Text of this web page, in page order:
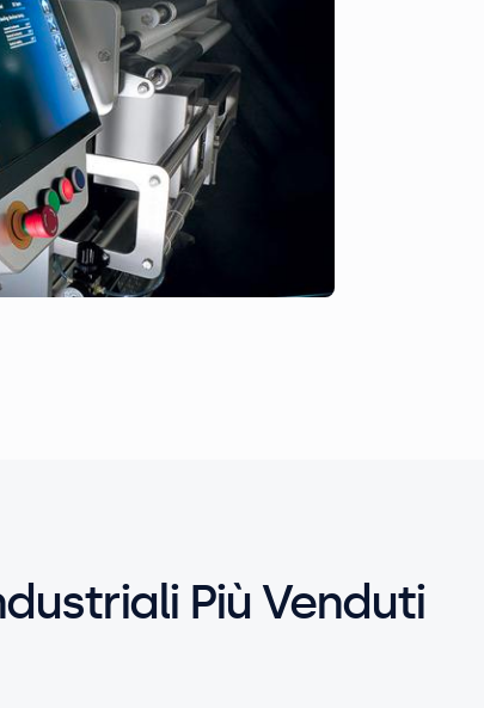
Più Venduti